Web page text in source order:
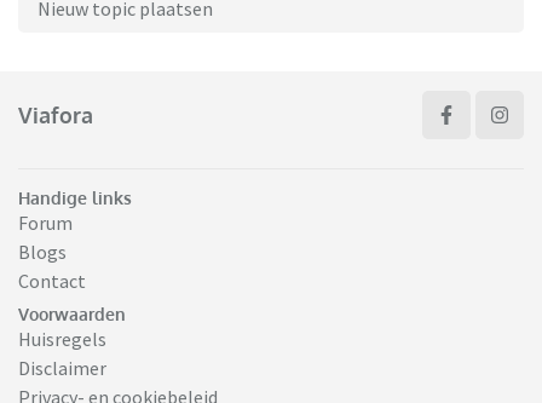
Nieuw topic plaatsen
Viafora
Handige links
Forum
Blogs
Contact
Voorwaarden
Huisregels
Disclaimer
Privacy- en cookiebeleid